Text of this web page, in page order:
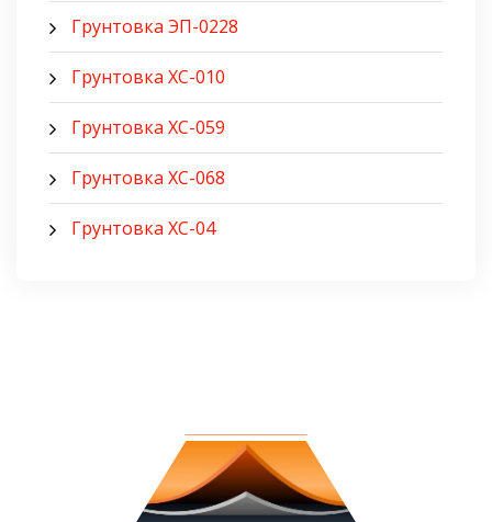
Грунтовка ЭП-0228
Грунтовка ХС-010
Грунтовка ХС-059
Грунтовка ХС-068
Грунтовка ХС-04